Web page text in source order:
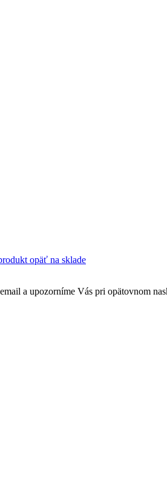
opäť na sklade
a upozorníme Vás pri opätovnom